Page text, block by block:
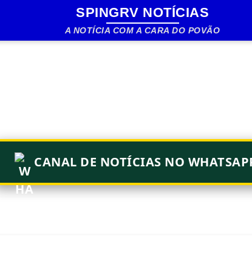
Pular para o conteúdo principal
SPINGRV NOTÍCIAS
A NOTÍCIA COM A CARA DO POVÃO
CANAL DE NOTÍCIAS NO